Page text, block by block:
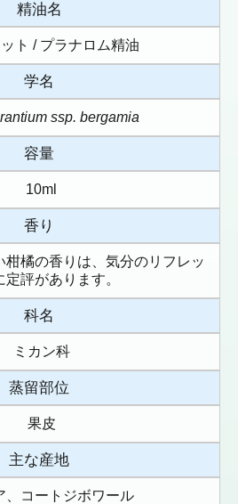
精油名
ト / プラナロム精油
学名
ssp. bergamia
容量
10ml
香り
柑橘の香りは、気分のリフレッ
定評があります。
科名
ミカン科
蒸留部位
果皮
主な産地
、コートジボワール